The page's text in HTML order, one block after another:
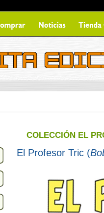
COLECCIÓN EL
El Profesor Tric (